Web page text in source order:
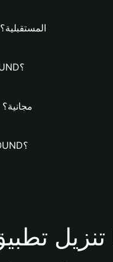
ما إمكانات RSOUND المستقبلية؟
هل سيرتفع سعر RSOUND؟
هل محفظة RSOUND مجانية؟
ما هي قيمة عملة RSOUND؟